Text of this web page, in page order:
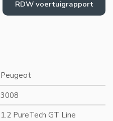
RDW voertuigrapport
Peugeot
3008
1.2 PureTech GT Line